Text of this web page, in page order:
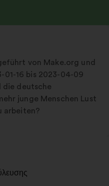
von Make.org und
01-16 bis 2023-04-09
die deutsche
junge Menschen Lust
arbeiten?